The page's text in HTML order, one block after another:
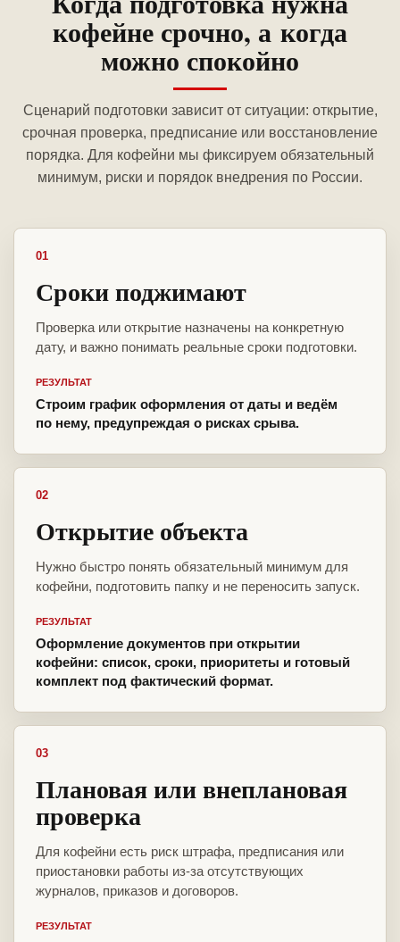
кофейне срочно, а когда
можно спокойно
Сценарий подготовки зависит от ситуации: открытие,
срочная проверка, предписание или восстановление
порядка. Для кофейни мы фиксируем обязательный
минимум, риски и порядок внедрения по России.
01
Сроки поджимают
Проверка или открытие назначены на конкретную
дату, и важно понимать реальные сроки подготовки.
РЕЗУЛЬТАТ
Строим график оформления от даты и ведём
по нему, предупреждая о рисках срыва.
02
Открытие объекта
Нужно быстро понять обязательный минимум для
кофейни, подготовить папку и не переносить запуск.
РЕЗУЛЬТАТ
Оформление документов при открытии
кофейни: список, сроки, приоритеты и готовый
комплект под фактический формат.
03
Плановая или внеплановая
проверка
Для кофейни есть риск штрафа, предписания или
приостановки работы из-за отсутствующих
журналов, приказов и договоров.
РЕЗУЛЬТАТ